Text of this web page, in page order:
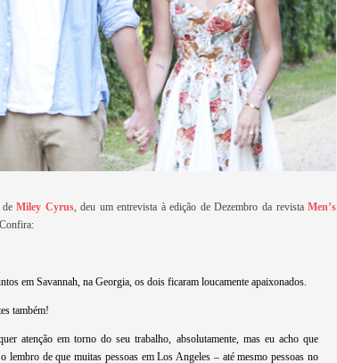
deMiley Cyrus, deu um entrevista à edição de Dezembro da revistaMen’s
em Savannah, na Georgia, os dois ficaram loucamente apaixonados.
também!
atenção em torno do seu trabalho, absolutamente, mas eu acho que
lembro de que muitas pessoas em Los Angeles – até mesmo pessoas no